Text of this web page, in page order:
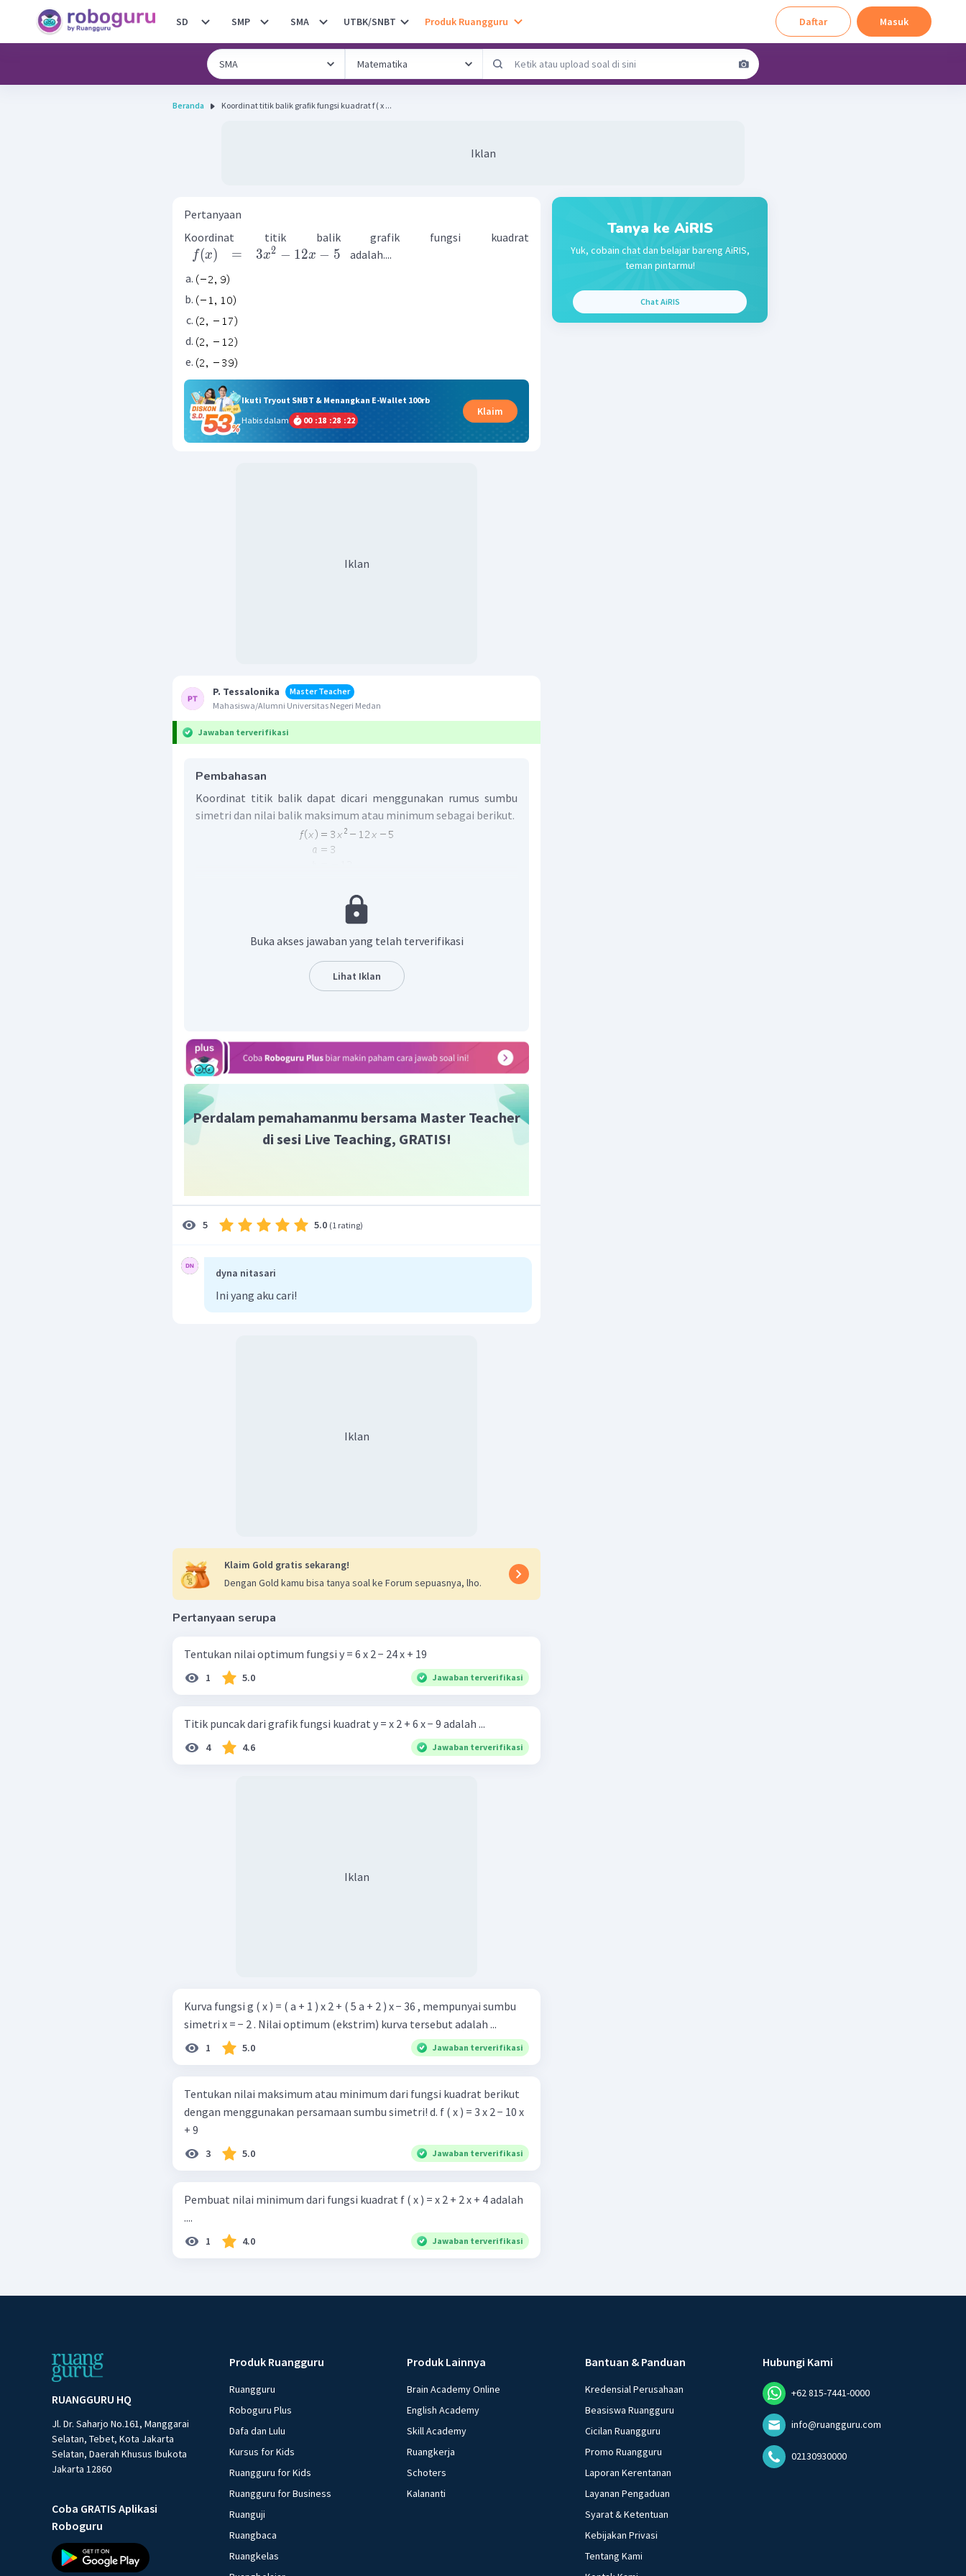
SD SMP SMA UTBK/SNBT Produk Ruangguru Daftar Masuk
Beranda Koordinat titik balik grafik fungsi kuadrat f ( x ...
Iklan
Pertanyaan
Koordinat titik balik grafik fungsi kuadrat
f(x) = 3x2 − 12x − 5 adalah....
Ikuti Tryout SNBT & Menangkan E-Wallet 100rb
Habis dalam
00 :18 :28 :22
Klaim
Iklan
P. Tessalonika
Master Teacher
Mahasiswa/Alumni Universitas Negeri Medan
Jawaban terverifikasi
Pembahasan
Koordinat titik balik dapat dicari menggunakan rumus sumbu
simetri dan nilai balik maksimum atau minimum sebagai berikut.
f(x) = 3x −12x −5 adalah(2, −17).
Buka akses jawaban yang telah terverifikasi
Lihat Iklan
Perdalam pemahamanmu bersama Master Teacher
di sesi Live Teaching, GRATIS!
5 5.0 (1 rating)
dyna nitasari
Ini yang aku cari!
Iklan
Klaim Gold gratis sekarang!
Dengan Gold kamu bisa tanya soal ke Forum sepuasnya, lho.
Pertanyaan serupa
Tentukan nilai optimum fungsi y = 6 x 2 − 24 x + 19
1 5.0 Jawaban terverifikasi
Titik puncak dari grafik fungsi kuadrat y = x 2 + 6 x − 9 adalah ...
4 4.6 Jawaban terverifikasi
Iklan
Kurva fungsi g ( x ) = ( a + 1 ) x 2 + ( 5 a + 2 ) x − 36 , mempunyai sumbu
simetri x = − 2 . Nilai optimum (ekstrim) kurva tersebut adalah ...
1 5.0 Jawaban terverifikasi
Tentukan nilai maksimum atau minimum dari fungsi kuadrat berikut
dengan menggunakan persamaan sumbu simetri! d. f ( x ) = 3 x 2 − 10 x
+ 9
3 5.0 Jawaban terverifikasi
Pembuat nilai minimum dari fungsi kuadrat f ( x ) = x 2 + 2 x + 4 adalah
....
1 4.0 Jawaban terverifikasi
Tanya ke AiRIS
Yuk, cobain chat dan belajar bareng AiRIS,
teman pintarmu!
Chat AiRIS
RUANGGURU HQ
Jl. Dr. Saharjo No.161, Manggarai
Selatan, Tebet, Kota Jakarta
Selatan, Daerah Khusus Ibukota
Jakarta 12860
Coba GRATIS Aplikasi
Roboguru
Produk Ruangguru
Ruangguru
Roboguru Plus
Dafa dan Lulu
Kursus for Kids
Ruangguru for Kids
Ruangguru for Business
Ruanguji
Ruangbaca
Ruangkelas
Produk Lainnya
Brain Academy Online
English Academy
Skill Academy
Ruangkerja
Schoters
Kalananti
Bantuan & Panduan
Kredensial Perusahaan
Beasiswa Ruangguru
Cicilan Ruangguru
Promo Ruangguru
Laporan Kerentanan
Layanan Pengaduan
Syarat & Ketentuan
Kebijakan Privasi
Tentang Kami
Hubungi Kami
+62 815-7441-0000
info@ruangguru.com
02130930000